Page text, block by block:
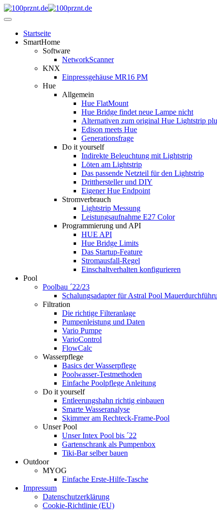
Startseite
SmartHome
Software
NetworkScanner
KNX
Einpressgehäuse MR16 PM
Hue
Allgemein
Hue FlatMount
Hue Bridge findet neue Lampe nicht
Alternativen zum original Hue Lightstrip
Edison meets Hue
Generationsfrage
Do it yourself
Indirekte Beleuchtung mit Lightstrip
Löten am Lightstrip
Das passende Netzteil für den Lightstrip
Dritthersteller und DIY
Eigener Hue Endpoint
Stromverbrauch
Lightstrip Messung
Leistungsaufnahme E27 Color
Programmierung und API
HUE API
Hue Bridge Limits
Das Startup-Feature
Stromausfall-Regel
Einschaltverhalten konfigurieren
Pool
Poolbau ´22/23
Schalungs­adapter für Astral Pool
Filtration
Die richtige Filter­anlage
Pumpenleistung und Daten
Vario Pumpe
Vario­Control
FlowCalc
Wasserpflege
Basics der Wasserpflege
Poolwasser-Testmethoden
Einfache Poolpflege Anleitung
Do it yourself
Ent­leerungs­hahn richtig einbauen
Smarte Wasseranalyse
Skimmer am Rechteck-Frame-Pool
Unser Pool
Unser Intex Pool bis ´22
Gartenschrank als Pumpenbox
Tiki-Bar selber bauen
Outdoor
MYOG
Einfache Erste-Hilfe-Tasche
Impressum
Datenschutzerklärung
Cookie-Richtlinie (EU)